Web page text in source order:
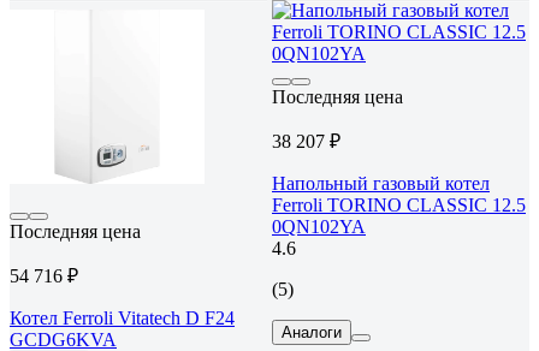
Последняя цена
54 716 ₽
Котел Ferroli Vitatech D F24
GCDG6KVA
Последняя цена
38 207 ₽
Напольный газовый котел
Ferroli TORINO CLASSIC 12.5
0QN102YA
4.6
(5)
Аналоги